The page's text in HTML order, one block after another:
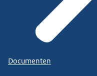
Documenten